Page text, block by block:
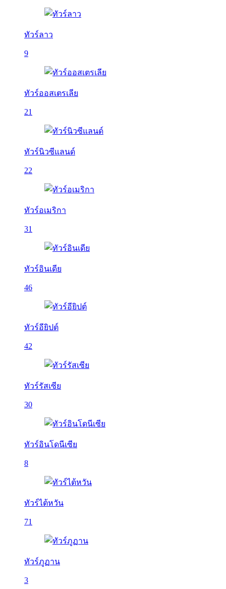
ทัวร์ลาว
9
ทัวร์ออสเตรเลีย
21
ทัวร์นิวซีแลนด์
22
ทัวร์อเมริกา
31
ทัวร์อินเดีย
46
ทัวร์อียิปต์
42
ทัวร์รัสเซีย
30
ทัวร์อินโดนีเซีย
8
ทัวร์ไต้หวัน
71
ทัวร์ภูฏาน
3